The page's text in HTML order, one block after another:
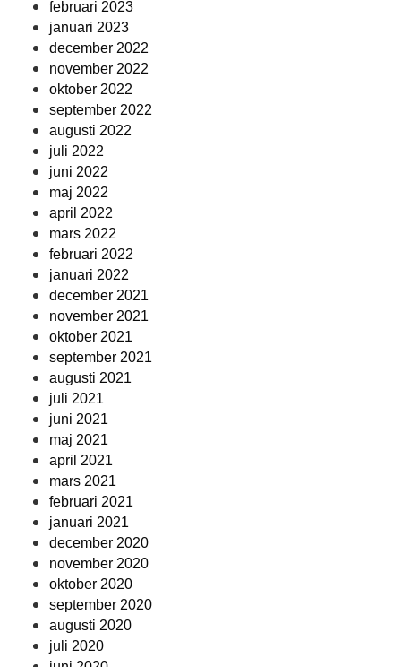
februari 2023
januari 2023
december 2022
november 2022
oktober 2022
september 2022
augusti 2022
juli 2022
juni 2022
maj 2022
april 2022
mars 2022
februari 2022
januari 2022
december 2021
november 2021
oktober 2021
september 2021
augusti 2021
juli 2021
juni 2021
maj 2021
april 2021
mars 2021
februari 2021
januari 2021
december 2020
november 2020
oktober 2020
september 2020
augusti 2020
juli 2020